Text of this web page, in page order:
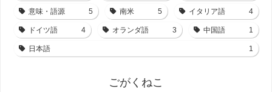
意味・語源 5 南米 5 イタリア語 4
ドイツ語 4 オランダ語 3 中国語 1
日本語 1
ごがくねこ